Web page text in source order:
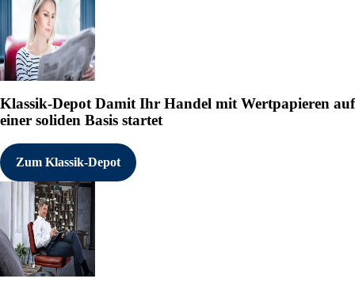
Klassik-DepotDamit Ihr Handel mit Wertpapieren auf
einer soliden Basis startet
Zum Klassik-Depot